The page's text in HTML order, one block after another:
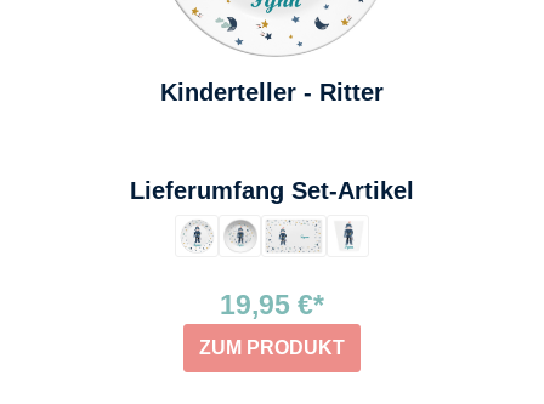
Kinderteller - Ritter
Lieferumfang Set-Artikel
19,95 €*
ZUM PRODUKT